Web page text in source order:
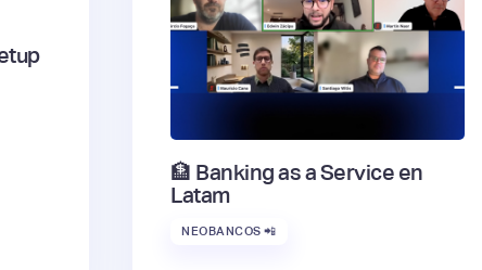
🏦 Banking as a Service en
Latam
NEOBANCOS 📲